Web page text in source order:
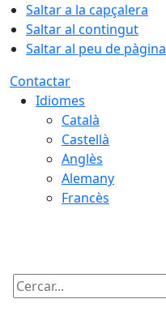
Saltar a la capçalera
Saltar al contingut
Saltar al peu de pàgina
Contactar
Idiomes
Català
Castellà
Anglès
Alemany
Francès
Cercar: